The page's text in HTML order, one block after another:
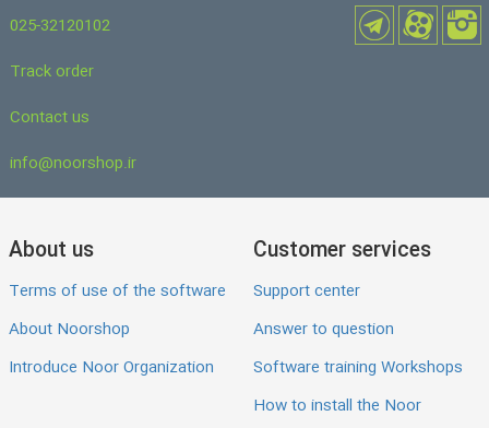
025-32120102
Track order
Contact us
info@noorshop.ir
About us
Terms of use of the software
About Noorshop
Introduce Noor Organization
Customer services
Support center
Answer to question
Software training Workshops
How to install the Noor